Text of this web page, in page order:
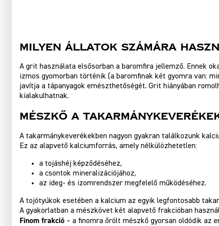
Milyen állatok számára
A grit használata elsősorban a baromfira jellemző. Ennek
izmos gyomorban történik (a baromfinak két gyomra van:
javítja a tápanyagok emészthetőségét. Grit hiányában
kialakulhatnak.
Mészkő a
A takarmánykeverékekben nagyon gyakran találkozunk
Ez az alapvető kalciumforrás, amely nélkülözhetetlen:
a tojáshéj képződéséhez,
a csontok mineralizációjához,
az ideg- és izomrendszer megfelelő működéséhez.
A tojótyúkok esetében a kalcium az egyik legfontosabb
A gyakorlatban a mészkövet két alapvető frakcióban
Finom frakció – a finomra őrölt mészkő gyorsan oldódik az